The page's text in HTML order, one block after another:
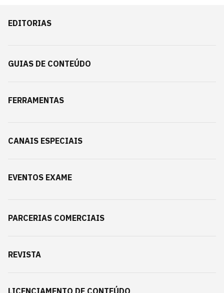
EDITORIAS
GUIAS DE CONTEÚDO
FERRAMENTAS
CANAIS ESPECIAIS
EVENTOS EXAME
PARCERIAS COMERCIAIS
REVISTA
LICENCIAMENTO DE CONTEÚDO